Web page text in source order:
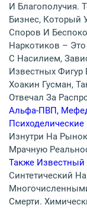
И Благополучия.
Бизнес, Который
Споров И
Наркотиков –
С Насилием,
Известных Фигур
Хоакин Гусман,
Отвечал За
Альфа-ПВП,
Психоделические
Изнутри На
Мрачную
Также Известный
Синтетический
Смерти.